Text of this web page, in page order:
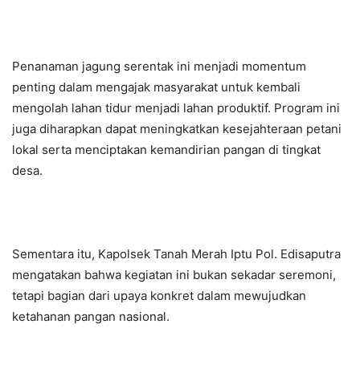
Penanaman jagung serentak ini menjadi momentum
penting dalam mengajak masyarakat untuk kembali
mengolah lahan tidur menjadi lahan produktif. Program ini
juga diharapkan dapat meningkatkan kesejahteraan petani
lokal serta menciptakan kemandirian pangan di tingkat
desa.
Sementara itu, Kapolsek Tanah Merah Iptu Pol. Edisaputra
mengatakan bahwa kegiatan ini bukan sekadar seremoni,
tetapi bagian dari upaya konkret dalam mewujudkan
ketahanan pangan nasional.